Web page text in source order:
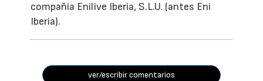
compañía Enilive Iberia, S.L.U. (antes Eni
Iberia).
ver/escribir comentarios